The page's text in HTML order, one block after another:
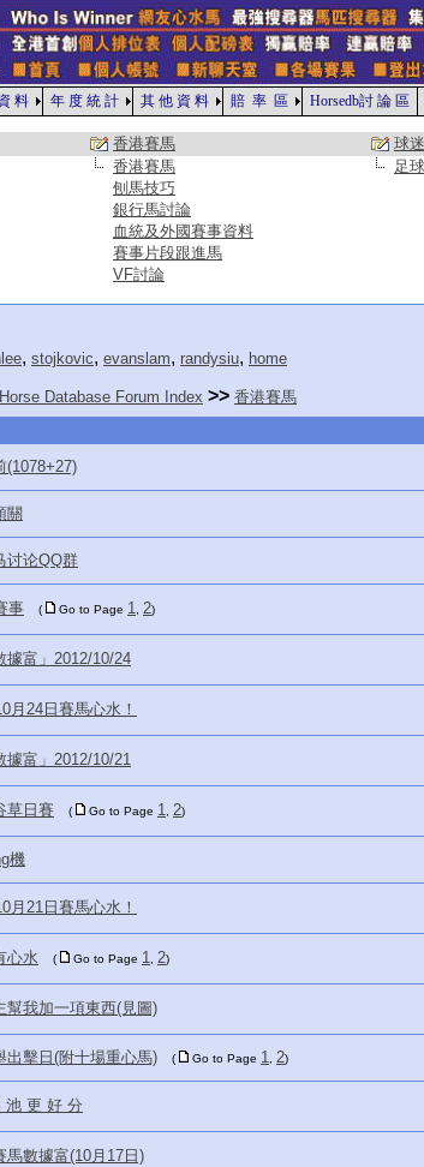
料 年 度 統 計 其 他 資 料 賠 率 區 Horsedb討 論 區
香港賽馬 球
香港賽馬
足
刨馬技巧
銀行馬討論
血統及外國賽事資料
賽事片段跟進馬
VF討論
, stojkovic, evanslam, randysiu, home
Database Forum Index >> 香港賽馬
(1078+27)
關
讨论QQ群
事 ( Go to Page 1 2)
據富」2012/10/24
月24日賽馬心水！
據富」2012/10/21
草日賽 ( Go to Page 1 2)
機
月21日賽馬心水！
心水 ( Go to Page 1 2)
幫我加一項東西(見圖)
出擊日(附十場重心馬) ( Go to Page 1 2)
池 更 好 分
馬數據富(10月17日)